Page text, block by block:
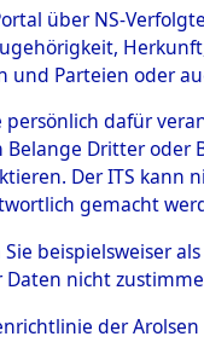
und
0056
über NS-
und Parteien oder
persönlich dafür
Dritter
Der ITS
gemacht
Sie beispielsweiser
nicht
der Arolsen